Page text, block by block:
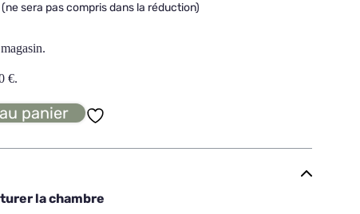
sera pas compris dans la réduction)
€.
panier
la chambre